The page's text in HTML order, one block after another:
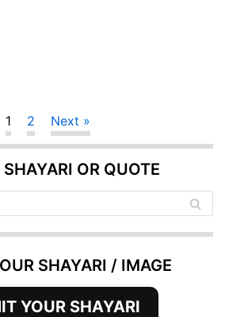
1 2 Next »
OR QUOTE
SHAYARI / IMAGE
YOUR SHAYARI